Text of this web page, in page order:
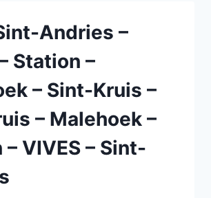
Andries –
Station –
– Sint-Kruis –
– Malehoek –
VIVES – Sint-